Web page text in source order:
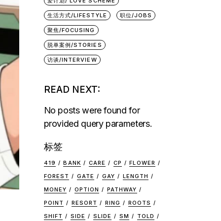
生活方式/LIFESTYLE 职位/JOBS
聚焦/FOCUSING
脱单案例/STORIES
访谈/INTERVIEW
READ NEXT:
No posts were found for
provided query parameters.
标签
419 BANK CARE CP
FLOWER
FOREST
GATE GAY
LENGTH
MONEY
OPTION
PATHWAY
POINT
RESORT RING
ROOTS
SHIFT
SIDE SLIDE SM TOLD